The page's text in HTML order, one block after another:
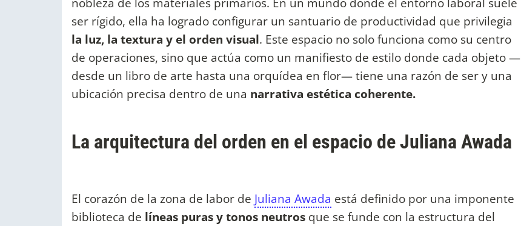
ser rígido, ella ha logrado configurar un santuario de productividad que privilegia
la luz, la textura y el orden visual. Este espacio no solo funciona como su centro
de operaciones, sino que actúa como un manifiesto de estilo donde cada objeto —
desde un libro de arte hasta una orquídea en flor— tiene una razón de ser y una
ubicación precisa dentro de una narrativa estética coherente.
La arquitectura del orden en el espacio de Juliana Awada
El corazón de la zona de labor de Juliana Awada está definido por una imponente
biblioteca de líneas puras y tonos neutros que se funde con la estructura del